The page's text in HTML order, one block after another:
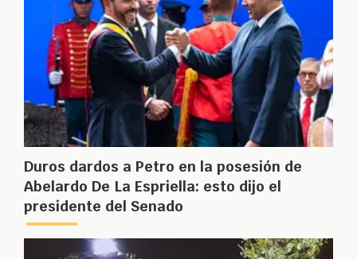
Duros dardos a Petro en la posesión de
Abelardo De La Espriella: esto dijo el
presidente del Senado